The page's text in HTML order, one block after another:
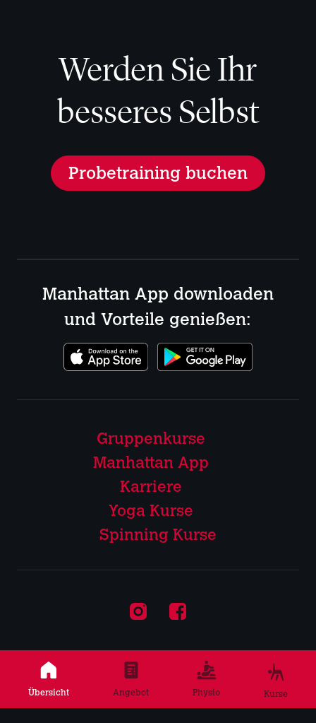
Übersicht Angebot Physio Kurse
Werden Sie Ihr
besseres Selbst
Probetraining buchen
Manhattan App downloaden
und Vorteile genießen:
Gruppenkurse
Manhattan App
Karriere
Yoga Kurse
Spinning Kurse
InstagramFacebook
© Manhattan Fitness 2026
Hygienemaßnahmen